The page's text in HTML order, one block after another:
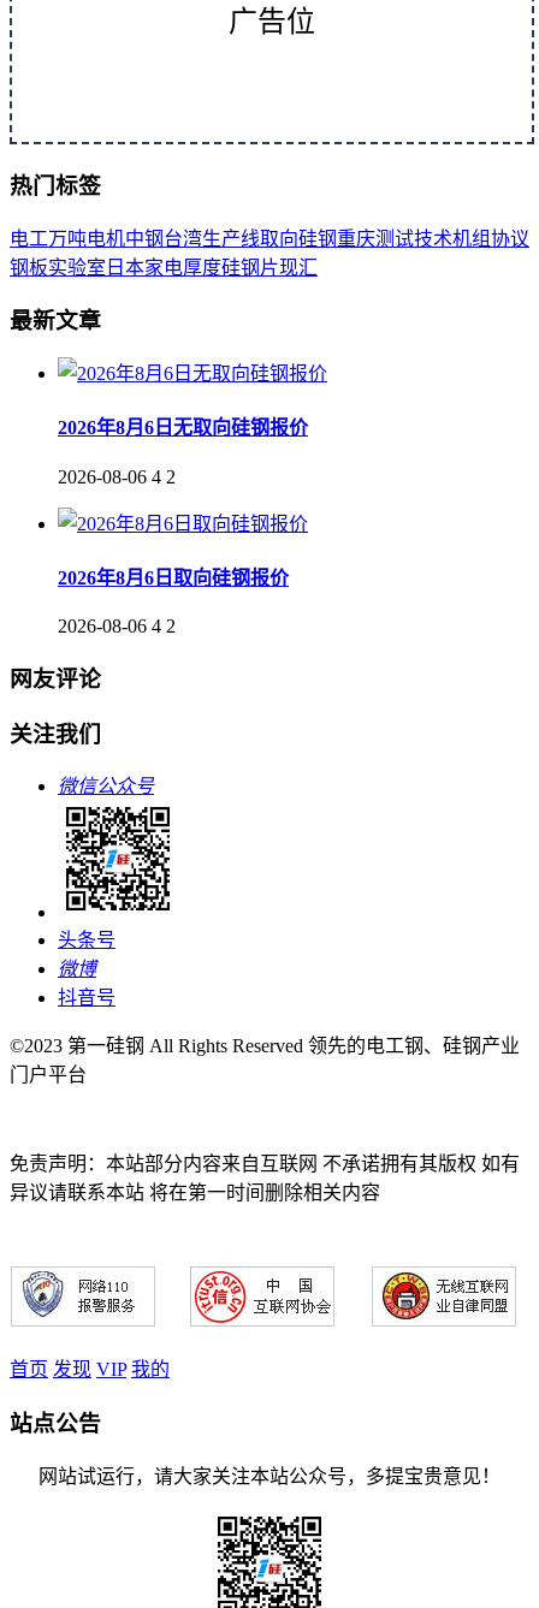
广告位
热门标签
电工万吨电机中钢台湾生产线取向硅钢重庆测试技术机组协议
钢板实验室 日本家电厚度硅钢片现汇
最新文章
2026年8月6日无取向硅钢报价
2026-08-06 4 2
2026年8月6日取向硅钢报价
2026-08-06 4 2
网友评论
关注我们
微信公众号
头条号
微博
抖音号
©2023 第一硅钢 All Rights Reserved 领先的电工钢、硅钢产业
门户平台
免责声明：本站部分内容来自互联网 不承诺拥有其版权 如有
异议请联系本站 将在第一时间删除相关内容
首页 发现 VIP 我的
站点公告
网站试运行，请大家关注本站公众号，多提宝贵意见！